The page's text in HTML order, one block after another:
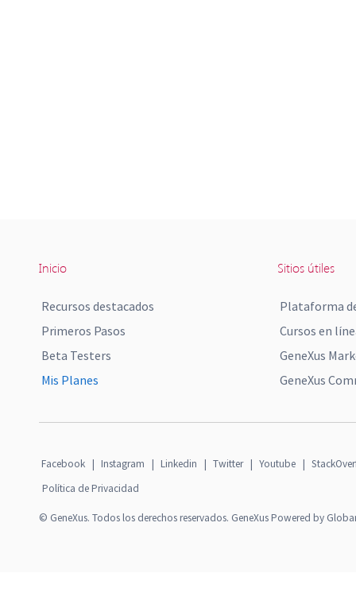
Inicio
Recursos destacados
Primeros Pasos
Beta Testers
Mis Planes
Sitios útiles
Plataforma
Cursos en
GeneXus
GeneXus
Facebook | Instagram | Linkedin | Twitter | Youtube |
Política de Privacidad
© GeneXus. Todos los derechos reservados. GeneXus Powered by